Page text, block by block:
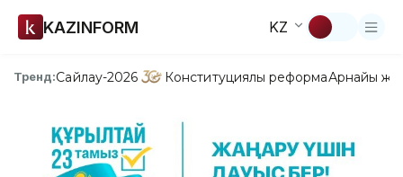
KAZINFORM KZ
Тренд:Сайлау-2026 Конституциялық реформаАрнайы